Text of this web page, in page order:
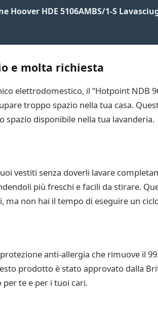
Hoover HDE 5106AMBS/1-S
e molta richiesta
elettrodomestico, il “Hotpoint NDB
troppo spazio nella tua casa.
spazio disponibile nella tua lavanderia.
vestiti senza doverli lavare
più freschi e facili da stirare.
non hai il tempo di eseguire un
anti-allergia che rimuove il
prodotto è stato approvato dalla
per te e per i tuoi cari.